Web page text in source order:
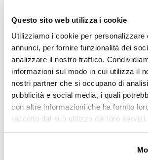
Questo sito web utilizza i cookie
Utilizziamo i cookie per personalizzare
annunci, per fornire funzionalità dei
analizzare il nostro traffico.
informazioni sul modo in cui utilizza il
nostri partner che si occupano di
pubblicità e social media, i quali
con altre informazioni che ha fornito
raccolto dal suo utilizzo dei loro servizi.
Gres